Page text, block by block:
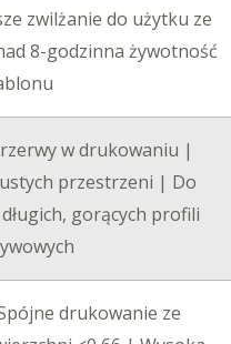
zwilżanie do użytku ze
8-godzinna żywotność
w drukowaniu |
przestrzeni | Do
gorących profili
drukowanie ze